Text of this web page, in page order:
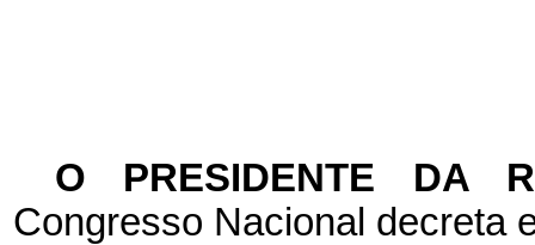
O PRESIDENTE DA
Congresso Nacional decreta